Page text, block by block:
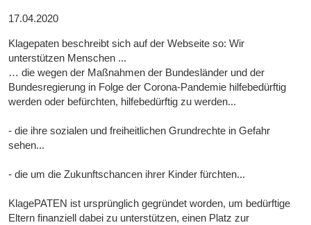
17.04.2020
Klagepaten beschreibt sich auf der Webseite so: Wir
unterstützen Menschen ...
… die wegen der Maßnahmen der Bundesländer und der
Bundesregierung in Folge der Corona-Pandemie hilfebedürftig
werden oder befürchten, hilfebedürftig zu werden...
- die ihre sozialen und freiheitlichen Grundrechte in Gefahr
sehen...
- die um die Zukunftschancen ihrer Kinder fürchten...
KlagePATEN ist ursprünglich gegründet worden, um bedürftige
Eltern finanziell dabei zu unterstützen, einen Platz zur